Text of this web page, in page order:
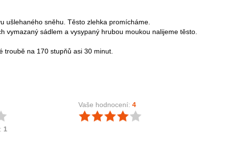
ušlehaného sněhu. Těsto zlehka promícháme.
vymazaný sádlem a vysypaný hrubou moukou nalijeme těsto.
troubě na 170 stupňů asi 30 minut.
1
Vaše hodnocení: 4